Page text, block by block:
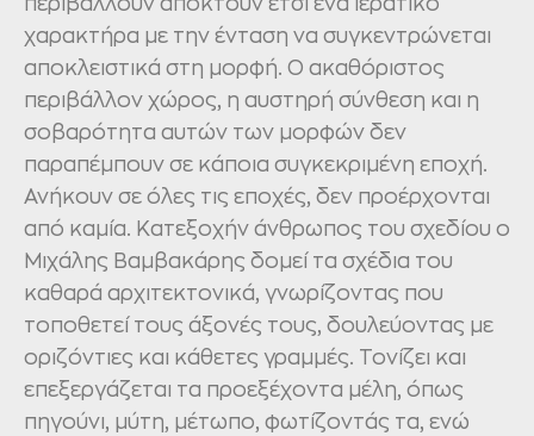
χαρακτήρα με την ένταση να συγκεντρώνεται
αποκλειστικά στη μορφή. Ο ακαθόριστος
περιβάλλον χώρος, η αυστηρή σύνθεση και η
σοβαρότητα αυτών των μορφών δεν
παραπέμπουν σε κάποια συγκεκριμένη εποχή.
Ανήκουν σε όλες τις εποχές, δεν προέρχονται
από καμία. Κατεξοχήν άνθρωπος του σχεδίου ο
Μιχάλης Βαμβακάρης δομεί τα σχέδια του
καθαρά αρχιτεκτονικά, γνωρίζοντας που
τοποθετεί τους άξονές τους, δουλεύοντας με
οριζόντιες και κάθετες γραμμές. Τονίζει και
επεξεργάζεται τα προεξέχοντα μέλη, όπως
πηγούνι, μύτη, μέτωπο, φωτίζοντάς τα, ενώ